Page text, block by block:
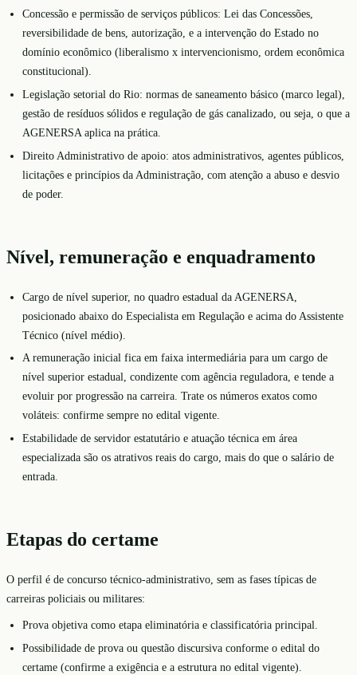
Concessão e permissão de serviços públicos: Lei das Concessões,
reversibilidade de bens, autorização, e a intervenção do Estado no
domínio econômico (liberalismo x intervencionismo, ordem econômica
constitucional).
Legislação setorial do Rio: normas de saneamento básico (marco legal),
gestão de resíduos sólidos e regulação de gás canalizado, ou seja, o que a
AGENERSA aplica na prática.
Direito Administrativo de apoio: atos administrativos, agentes públicos,
licitações e princípios da Administração, com atenção a abuso e desvio
de poder.
Nível, remuneração e enquadramento
Cargo de nível superior, no quadro estadual da AGENERSA,
posicionado abaixo do Especialista em Regulação e acima do Assistente
Técnico (nível médio).
A remuneração inicial fica em faixa intermediária para um cargo de
nível superior estadual, condizente com agência reguladora, e tende a
evoluir por progressão na carreira. Trate os números exatos como
voláteis: confirme sempre no edital vigente.
Estabilidade de servidor estatutário e atuação técnica em área
especializada são os atrativos reais do cargo, mais do que o salário de
entrada.
Etapas do certame
O perfil é de concurso técnico-administrativo, sem as fases típicas de
carreiras policiais ou militares:
Prova objetiva como etapa eliminatória e classificatória principal.
Possibilidade de prova ou questão discursiva conforme o edital do
certame (confirme a exigência e a estrutura no edital vigente).